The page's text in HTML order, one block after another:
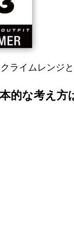
クライムレン
的な考え方